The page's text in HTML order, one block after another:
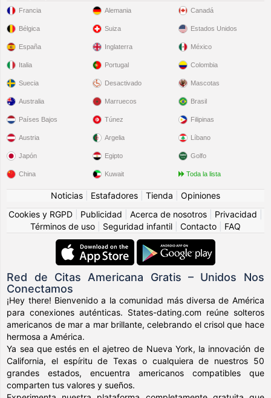
Francia
Bélgica
España
Italia
Suecia
Alemania
Suiza
Inglaterra
Portugal
Desactivado
Canadá
Estados Unidos
México
Colombia
Mascotas
Australia
Países Bajos
Austria
Japón
China
Marruecos
Túnez
Argelia
Egipto
Kuwait
Brasil
Filipinas
Líbano
Golfo
Toda la lista
Noticias Estafadores Tienda
Opiniones
Cookies y RGPD
Publicidad Acerca de nosotros Privacidad
Términos de uso
Seguridad infantil Contacto FAQ
Red de Citas Americana Gratis – Unidos Nos
Conectamos
¡Hey there! Bienvenido a la comunidad más diversa de América
para conexiones auténticas. States-dating.com reúne solteros
americanos de mar a mar brillante, celebrando el crisol que hace
hermosa a América.
Ya sea que estés en el ajetreo de Nueva York, la innovación de
California, el espíritu de Texas o cualquiera de nuestros 50
grandes estados, encuentra americanos compatibles que
comparten tus valores y sueños.